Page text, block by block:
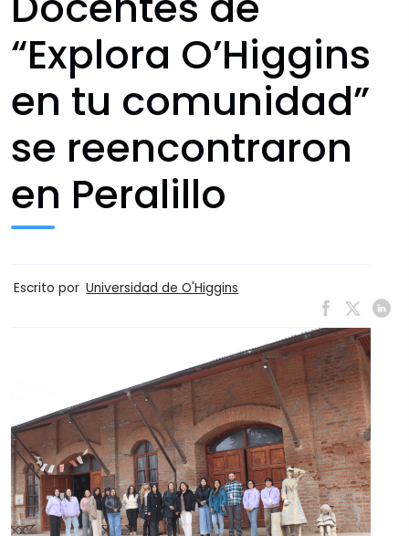
“Explora O’Higgins
en tu comunidad”
se reencontraron
en Peralillo
Escrito por Universidad de O'Higgins